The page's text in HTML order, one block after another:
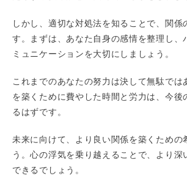
しかし、適切な対処法を知ることで、関係
す。まずは、あなた自身の感情を整理し、
ミュニケーションを大切にしましょう。
これまでのあなたの努力は決して無駄では
を築くために費やした時間と労力は、今後
るはずです。
未来に向けて、より良い関係を築くための
う。心の浮気を乗り越えることで、より深
できるでしょう。